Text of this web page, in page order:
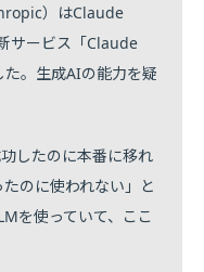
）はClaude
サービス「Claude
。生成AIの能力を疑
したのに本番に移れ
のに使われない」と
を使っていて、ここ